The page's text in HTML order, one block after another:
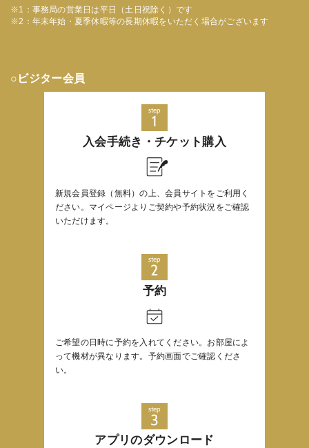
事務局の営業日は平日（土日祝除く）です
年末年始・夏季休暇等の長期休暇をいただく場合がございます
○ビジター会員
step
1
入会手続き・ チケット購入
新規会員登録（無料）の上、会員サイトをご利用く
ださい。マイページよりご契約や予約状況をご確認
いただけます。
step
2
予約
ご希望の日時に予約を入れてください。お部屋によ
って機材が異なります。予約画面でご確認くださ
い。
step
3
アプリのダウンロード